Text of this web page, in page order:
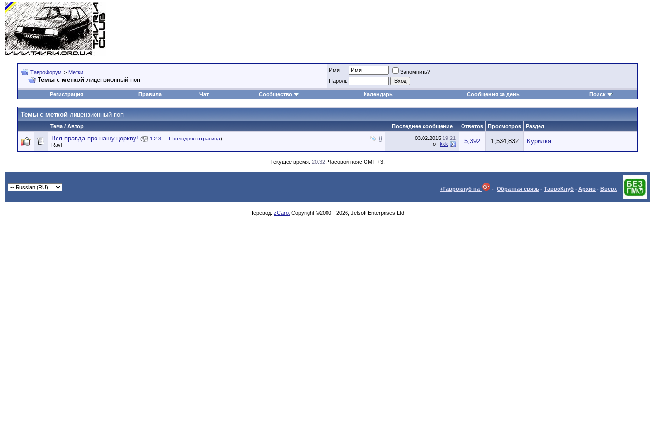
ТавроФорум > Метки
Темы с меткой лицензионный поп
Имя
Запомнить?
Пароль
Регистрация Правила Чат Сообщество Календарь Сообщения за день Поиск
Темы с меткой лицензионный поп
Тема / Автор Последнее сообщение Ответов Просмотров Раздел
Вся правда про нашу церкву! ( 1 2 3 Последняя страница)
Ravl
03.02.2015 19:21
от kkk 5,392 1,534,832 Курилка
Текущее время: 20:32 . Часовой пояс GMT +3.
+Тавроклуб на - Обратная связь - ТавроКлуб - Архив - Вверх
Перевод: zCarot Copyright ©2000 - 2026, Jelsoft Enterprises Ltd.